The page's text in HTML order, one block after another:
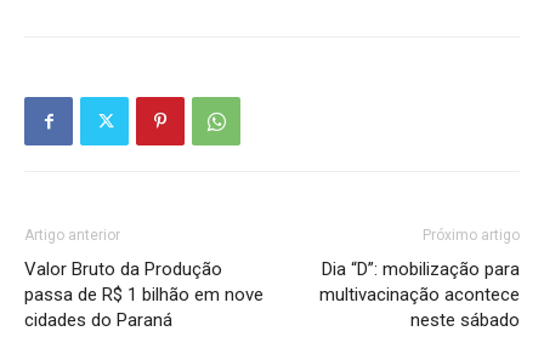
Artigo anterior
Valor Bruto da Produção
passa de R$ 1 bilhão em nove
cidades do Paraná
Próximo artigo
Dia “D”: mobilização para
multivacinação acontece
neste sábado